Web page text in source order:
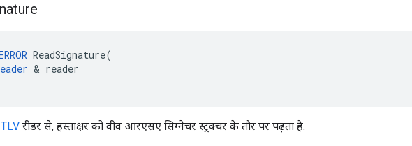
ReadSignature(
& reader
TLV रीडर से, हस्ताक्षर को वीव आरएसए सिग्नेचर स्ट्रक्चर के तौर पर पढ़ता है.